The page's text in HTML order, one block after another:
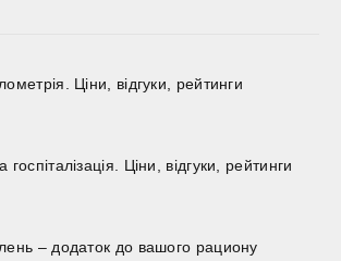
Ціни, відгуки, рейтинги
госпіталізація. Ціни, відгуки, рейтинги
– додаток до вашого рациону